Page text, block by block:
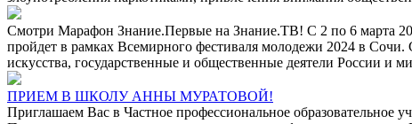
Смотри Марафон Знание.Первые на Знание.ТВ! С 2 по 6 марта
пройдет в рамках Всемирного фестиваля молодежи 2024 в
искусства, государственные и общественные деятели России
ПРИЕМ В ШКОЛУ АННЫ МУРАТОВОЙ!
Приглашаем Вас в Частное профессиональное